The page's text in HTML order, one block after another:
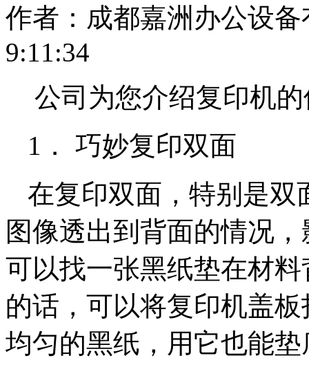
作者：成都嘉洲办公设
9:11:34
公司为您介绍复印机
1． 巧妙复印双面
在复印双面，特别是双
图像透出到背面的情况
可以找一张黑纸垫在材
的话，可以将复印机盖
均匀的黑纸，用它也能